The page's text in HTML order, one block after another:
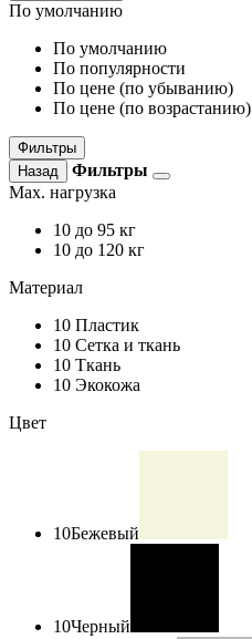
По умолчанию
По умолчанию
По популярности
По цене (по убыванию)
По цене (по возрастанию)
Фильтры
Назад
Фильтры
Max. нагрузка
10 до 95 кг
10 до 120 кг
Материал
10 Пластик
10 Сетка и ткань
10 Ткань
10 Экокожа
Цвет
10Бежевый
10Черный